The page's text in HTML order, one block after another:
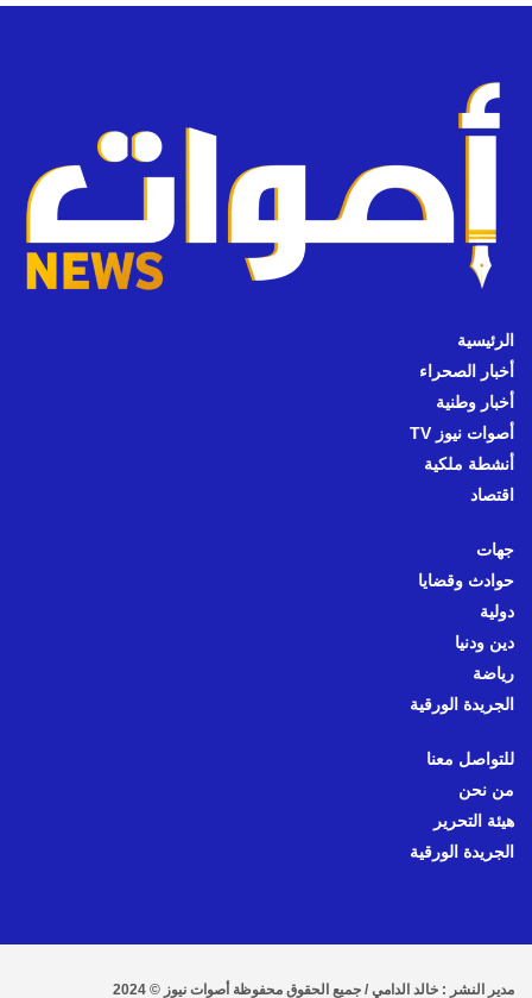
الرئيسية
أخبار الصحراء
أخبار وطنية
أصوات نيوز TV
أنشطة ملكية
اقتصاد
جهات
حوادث وقضايا
دولية
دين ودنيا
رياضة
الجريدة الورقية
للتواصل معنا
من نحن
هيئة التحرير
الجريدة الورقية
مدير النشر : خالد الدامي / جميع الحقوق محفوظة أصوات نيوز © 2024